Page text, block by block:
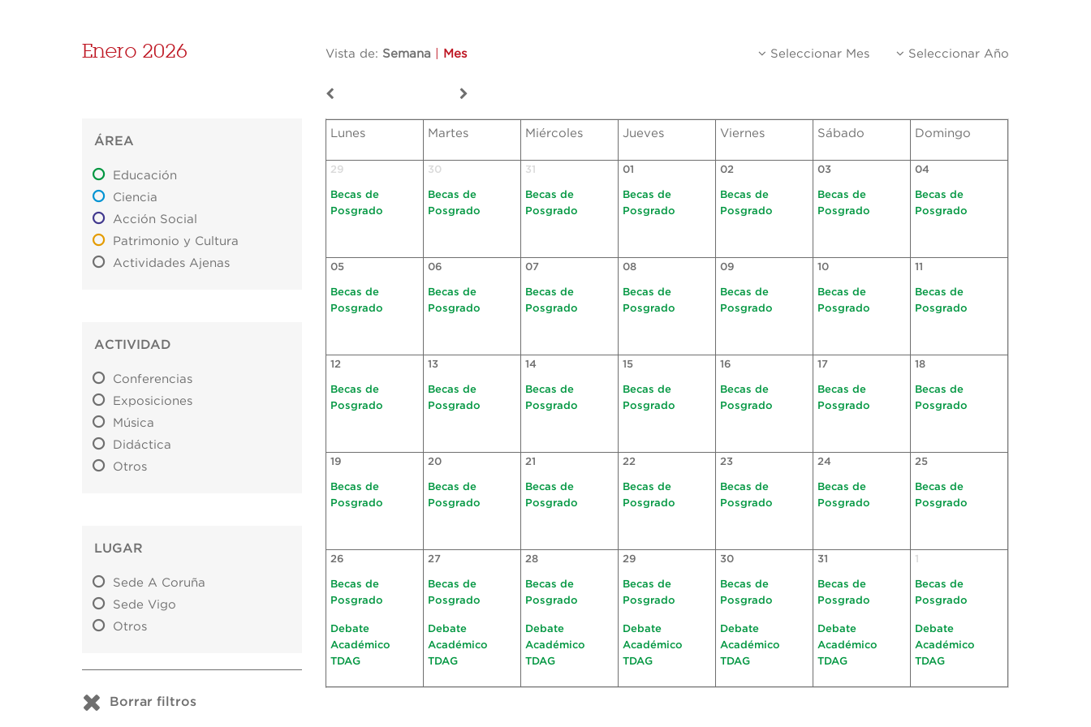
Enero 2026 Vista de: Semana Mes Seleccionar Mes Seleccionar Año
ÁREA
Educación
Ciencia
Acción Social
Patrimonio y Cultura
Actividades Ajenas
ACTIVIDAD
Conferencias
Exposiciones
Música
Didáctica
Otros
LUGAR
Sede A Coruña
Sede Vigo
Otros
Borrar filtros
Lunes Martes Miércoles Jueves Viernes Sábado Domingo
29
Becas de
Posgrado
30
Becas de
Posgrado
31
Becas de
Posgrado
01
Becas de
Posgrado
02
Becas de
Posgrado
03
Becas de
Posgrado
04
Becas de
Posgrado
05
Becas de
Posgrado
06
Becas de
Posgrado
07
Becas de
Posgrado
08
Becas de
Posgrado
09
Becas de
Posgrado
10
Becas de
Posgrado
11
Becas de
Posgrado
12
Becas de
Posgrado
13
Becas de
Posgrado
14
Becas de
Posgrado
15
Becas de
Posgrado
16
Becas de
Posgrado
17
Becas de
Posgrado
18
Becas de
Posgrado
19
Becas de
Posgrado
20
Becas de
Posgrado
21
Becas de
Posgrado
22
Becas de
Posgrado
23
Becas de
Posgrado
24
Becas de
Posgrado
25
Becas de
Posgrado
26
Becas de
Posgrado
Debate
Académico
TDAG
27
Becas de
Posgrado
Debate
Académico
TDAG
28
Becas de
Posgrado
Debate
Académico
TDAG
29
Becas de
Posgrado
Debate
Académico
TDAG
30
Becas de
Posgrado
Debate
Académico
TDAG
31
Becas de
Posgrado
Debate
Académico
TDAG
1
Becas de
Posgrado
Debate
Académico
TDAG